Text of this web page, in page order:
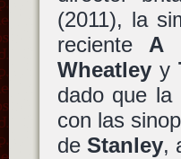
(2011), la
reciente A
Wheatleyy
dado que
con las
de Stanley,